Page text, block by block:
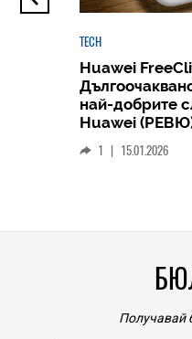
TECH
Huawei
най-добрите
Huawei
1 | 15.01.2026
Получавай